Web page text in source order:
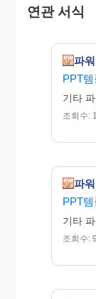
연관 서식
파
PPT템
기타
조회수:
파
PPT템
기타
조회수: